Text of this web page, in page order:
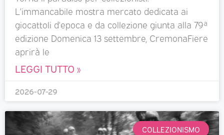
L’immancabile mostra mercato dedicata ai
giocattoli d’epoca e da collezione giunta alla 79ª
edizione Domenica 13 settembre, CremonaFiere
aprirà le
LEGGI TUTTO »
2026-07-29
COLLEZIONISMO